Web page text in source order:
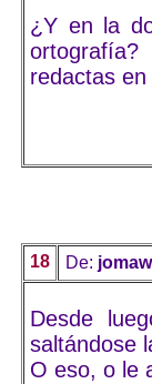
¿Y en la
redactas
18 De:
Desde
saltándose
O eso, o le